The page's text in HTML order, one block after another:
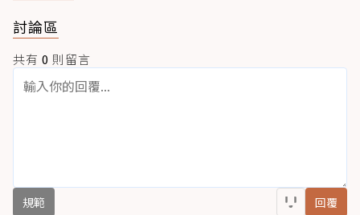
討論區
共有 0 則留言
規範 回覆